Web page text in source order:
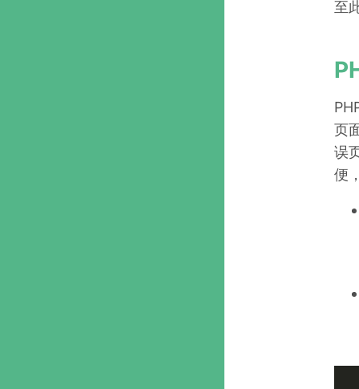
至
页
误
便